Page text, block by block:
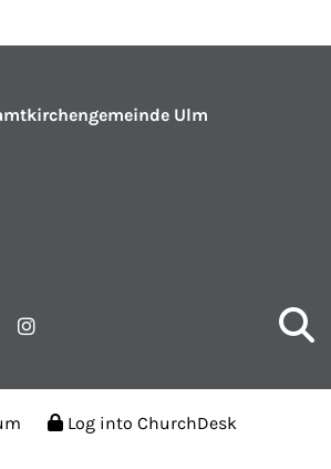
Ulm
Log into ChurchDesk